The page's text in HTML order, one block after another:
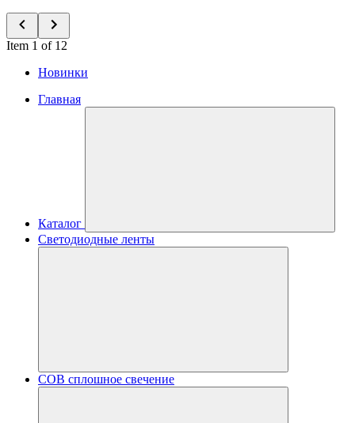
Item 1 of 12
Новинки
Главная
Каталог
Светодиодные ленты
COB сплошное свечение